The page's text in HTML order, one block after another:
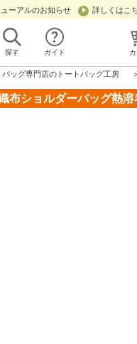
ーアルのお知らせ 詳しくはこ
探す ガイド
ッグ専門店のトートバッグ工房
布ショルダーバッグ熱溶